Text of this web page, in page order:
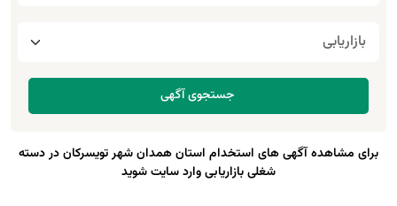
برای مشاهده آگهی های استخدام استان همدان شهر تویسرکان در دسته
شغلی بازاریابی وارد سایت شوید